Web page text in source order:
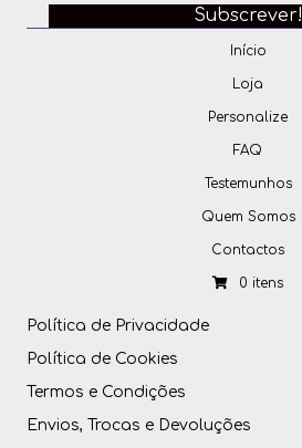
Subscrever!
Início
Loja
Personalize
FAQ
Testemunhos
Quem Somos
Contactos
0 itens
Política de Privacidade
Política de Cookies
Termos e Condições
Envios, Trocas e Devoluções